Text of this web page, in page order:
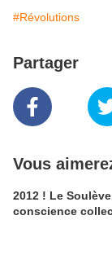
#Révolutions
Partager
Vous
2012 ! Le
conscience